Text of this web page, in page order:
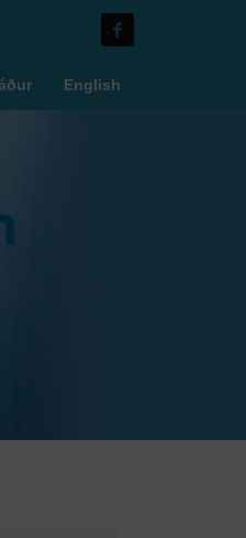
English